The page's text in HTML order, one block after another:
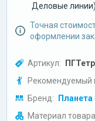
Деловые линии)
Точная
оформлении
Артикул:
Рекомендуемый
Бренд:
Материал